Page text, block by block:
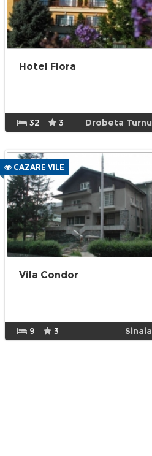
Hotel Flora
32 3 Drobeta Turnu
CAZARE VILE
Vila Condor
9 3 Sinaia